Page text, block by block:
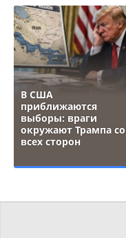
В США
приближаются
выборы: враги
окружают Трампа со
всех сторон